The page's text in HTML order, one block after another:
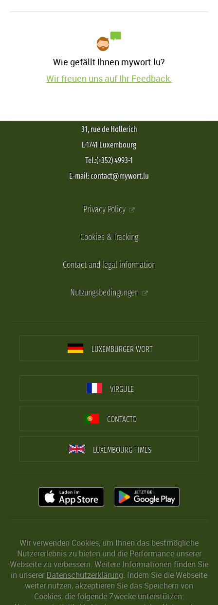
Wie gefällt Ihnen mywort.lu?
Wir freuen uns auf Ihr Feedback.
31, rue de Hollerich
L-1741 Luxembourg
Tel.:(+352) 4993-1
E-mail: contact@mywort.lu
Privacy Policy
Cookies & Tracking
Contact and legal information
Nutzungsbedingungen
LUXEMBURGER WORT
VIRGULE
CONTACTO
LUXEMBOURG TIMES
Wir verwenden Cookies, um Ihnen das bestmögliche
Nutzererlebnis zu bieten und die Performance unserer
Webseite zu verbessern. Weitere Informationen finden Sie
in unserer Datenschutzerklärung. Indem Sie die Webseite
weiter nutzen, akzeptieren Sie das Speichern von
Cookies, die folgende Zwecke unterstützen: